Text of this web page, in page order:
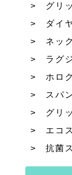
グリ
ダイ
ネッ
ラグ
ホロ
スパ
グリ
エコ
抗菌